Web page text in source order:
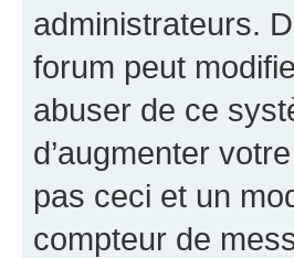
administrateurs.
forum peut
abuser de ce
d’augmenter
pas ceci et un
compteur de